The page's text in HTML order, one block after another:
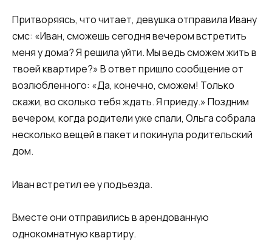
Притворяясь, что читает, девушка отправила Ивану
смс: «Иван, сможешь сегодня вечером встретить
меня у дома? Я решила уйти. Мы ведь сможем жить в
твоей квартире?» В ответ пришло сообщение от
возлюбленного: «Да, конечно, сможем! Только
скажи, во сколько тебя ждать. Я приеду.» Поздним
вечером, когда родители уже спали, Ольга собрала
несколько вещей в пакет и покинула родительский
дом.
Иван встретил ее у подъезда.
Вместе они отправились в арендованную
однокомнатную квартиру.